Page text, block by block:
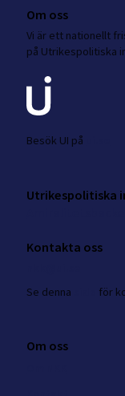
Om oss
Vi är ett nationellt
på Utrikespolitiska
Besök UI på
Utrikespolitiska
Kontakta oss
Se denna för
Om oss